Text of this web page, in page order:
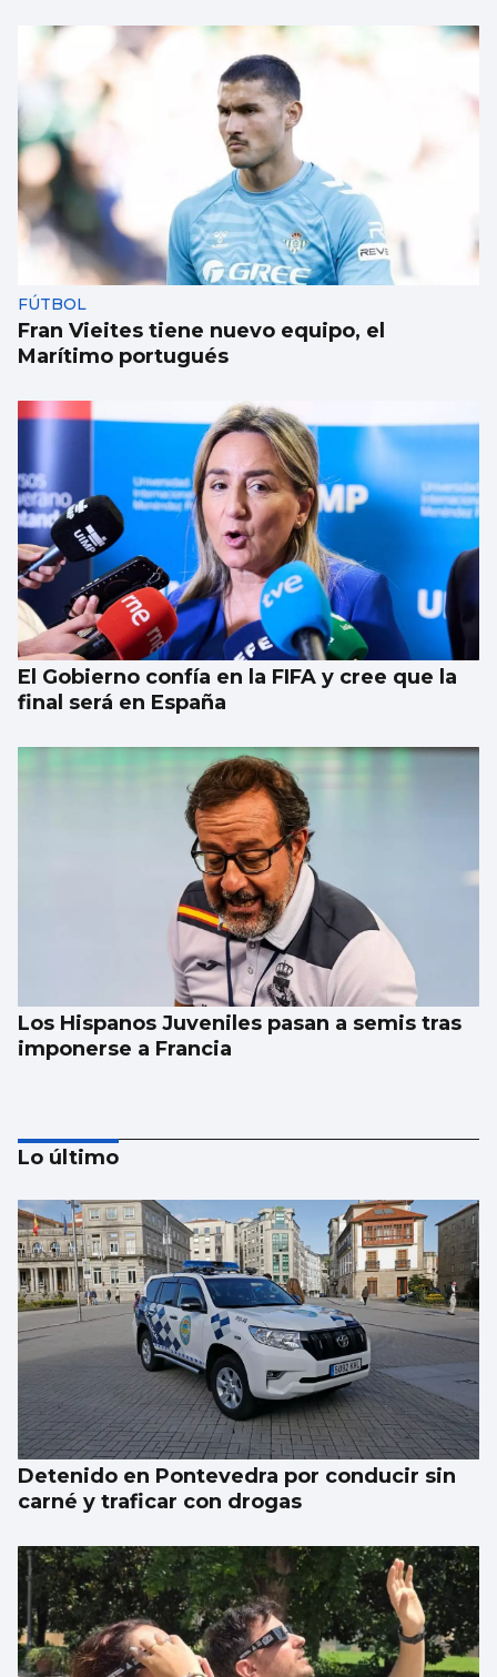
FÚTBOL
Fran Vieites tiene nuevo equipo, el
Marítimo portugués
El Gobierno confía en la FIFA y cree que la
final será en España
Los Hispanos Juveniles pasan a semis tras
imponerse a Francia
La gobernanza de la FIFA genera dudas
Lo último
Detenido en Pontevedra por conducir sin
carné y traficar con drogas